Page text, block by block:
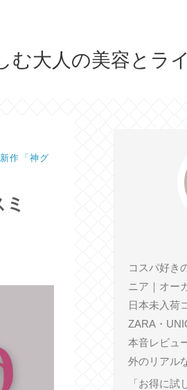
む大人の美容とラ
作「神グ
コスパ好き
ニア｜オー
日本未入荷
ZARA・
本音レビュ
外のリアル
「お得に試